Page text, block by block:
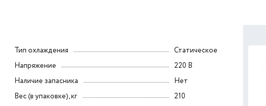
Тип охлаждения
Статическое
Напряжение
220 В
Наличие запасника
Нет
Вес (в упаковке), кг
210